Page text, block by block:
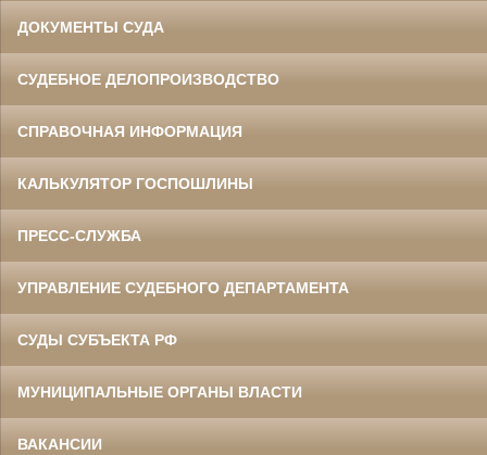
ДОКУМЕНТЫ СУДА
СУДЕБНОЕ ДЕЛОПРОИЗВОДСТВО
СПРАВОЧНАЯ ИНФОРМАЦИЯ
КАЛЬКУЛЯТОР ГОСПОШЛИНЫ
ПРЕСС-СЛУЖБА
УПРАВЛЕНИЕ СУДЕБНОГО ДЕПАРТАМЕНТА
СУДЫ СУБЪЕКТА РФ
МУНИЦИПАЛЬНЫЕ ОРГАНЫ ВЛАСТИ
ВАКАНСИИ